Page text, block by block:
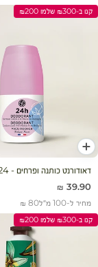
קנו ב-₪300 שלמו ₪200
הוסף לעגלה
דאודורנט כותנה ופרחים - 24 שעות
מחיר מבצע
39.90 ₪
מחיר ל-100 מ״ל 80 ₪
קנו ב-₪300 שלמו ₪200